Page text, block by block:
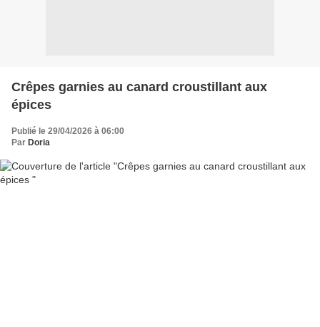
Crêpes garnies au canard croustillant aux
épices
Publié le 29/04/2026 à 06:00
Par Doria